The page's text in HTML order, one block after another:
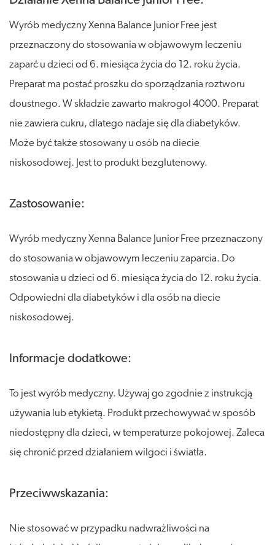
Wyrób medyczny Xenna Balance Junior Free jest
przeznaczony do stosowania w objawowym leczeniu
zaparć u dzieci od 6. miesiąca życia do 12. roku życia.
Preparat ma postać proszku do sporządzania roztworu
doustnego. W składzie zawarto makrogol 4000. Preparat
nie zawiera cukru, dlatego nadaje się dla diabetyków.
Może być także stosowany u osób na diecie
niskosodowej. Jest to produkt bezglutenowy.
Zastosowanie:
Wyrób medyczny Xenna Balance Junior Free przeznaczony
do stosowania w objawowym leczeniu zaparcia. Do
stosowania u dzieci od 6. miesiąca życia do 12. roku życia.
Odpowiedni dla diabetyków i dla osób na diecie
niskosodowej.
Informacje dodatkowe:
To jest wyrób medyczny. Używaj go zgodnie z instrukcją
używania lub etykietą. Produkt przechowywać w sposób
niedostępny dla dzieci, w temperaturze pokojowej. Zaleca
się chronić przed działaniem wilgoci i światła.
Przeciwwskazania:
Nie stosować w przypadku nadwrażliwości na